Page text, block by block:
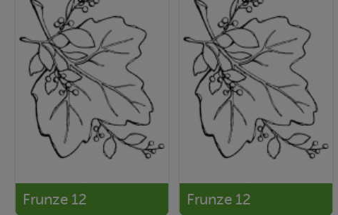
Frunze 12 Frunze 12